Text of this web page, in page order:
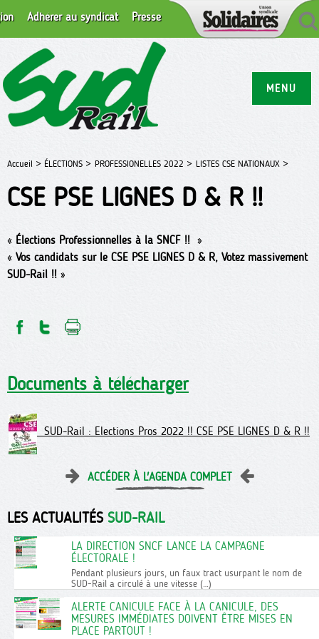
MENU
Adhérer au syndicat Presse
Accueil > ÉLECTIONS > PROFESSIONELLES 2022 > LISTES CSE NATIONAUX >
CSE PSE LIGNES D & R !!
« Élections Professionnelles à la SNCF !! »
« Vos candidats sur le CSE PSE LIGNES D & R, Votez massivement
SUD-Rail !! »
Documents à télécharger
SUD-Rail : Elections Pros 2022 !! CSE PSE LIGNES D & R !!
ACCÉDER À L'AGENDA COMPLET
LES ACTUALITÉS SUD-RAIL
LA DIRECTION SNCF LANCE LA CAMPAGNE
ÉLECTORALE !
Pendant plusieurs jours, un faux tract usurpant le nom de
SUD-Rail a circulé à une vitesse (…)
ALERTE CANICULE FACE À LA CANICULE, DES
MESURES IMMÉDIATES DOIVENT ÊTRE MISES EN
PLACE PARTOUT !